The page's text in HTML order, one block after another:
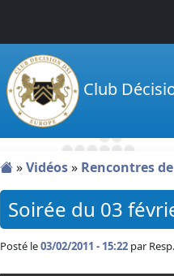
Club
»Vidéos» Rencontres
Soirée du 03
Posté le03/02/2011 - 15:22 par